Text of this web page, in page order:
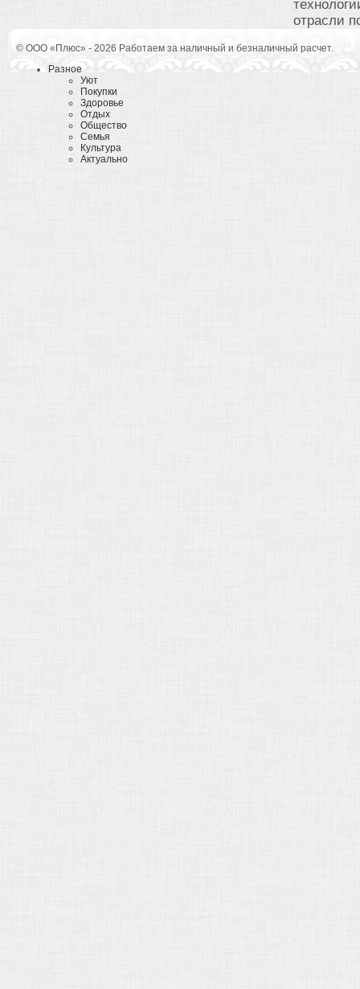
отрасли
© ООО «Плюс» - 2026 Работаем за наличный и безналичный расчет.
Разное
Уют
Покупки
Здоровье
Отдых
Общество
Семья
Культура
Актуально